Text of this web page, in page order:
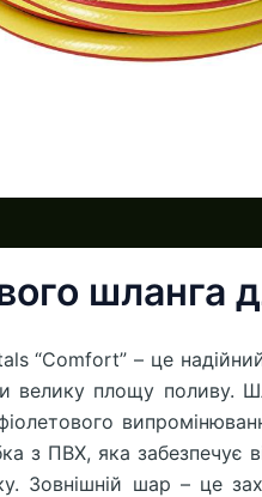
шланга
“Comfort” – це
площу поливу.
з ПВХ, яка забезпечує
Зовнішній шар – це